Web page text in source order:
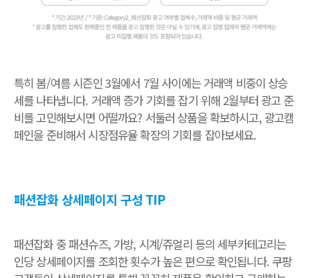
특히 봄/여름 시즌인 3월에서 7월 사이에는 거래액 비중이 상승
세를 나타냅니다. 거래액 증가 기회를 잡기 위해 2월부터 광고 준
비를 고민해보시면 어떨까요? 서둘러 상품을 확보하시고, 광고캠
페인을 준비해서 시장점유율 확장의 기회를 잡아보세요.
패션잡화 상세페이지 구성 TIP
패션잡화 중 패션슈즈, 가방, 시계/쥬얼리 등의 세부카테고리는
인당 상세페이지를 조회한 횟수가 높은 편으로 확인됩니다. 쿠팡